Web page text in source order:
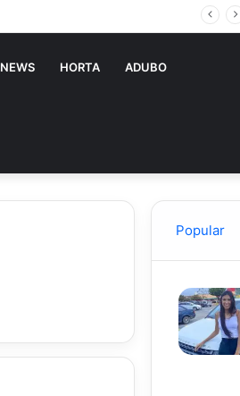
NEWS HORTA ADUBO
Popular